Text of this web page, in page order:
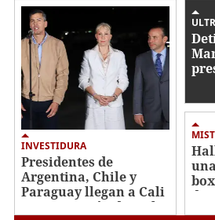
18
seconds
Volume
0%
INVESTIDURA
Presidentes de
Argentina, Chile y
Paraguay llegan a Cali
para posesión de De la
de